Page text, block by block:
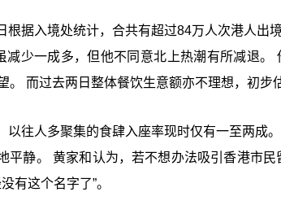
根据入境处统计，合共有超过84万人次港人出
减少一成多，但他不同意北上热潮有所减退。
。 而过去两日整体餐饮生意额亦不理想，初步
以往人多聚集的食肆入座率现时仅有一至两成
平静。 黄家和认为，若不想办法吸引香港市民
有这个名字了”。